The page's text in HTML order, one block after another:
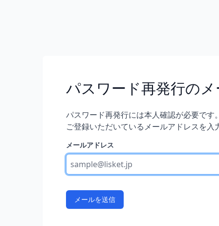
パスワード再発行の
パスワード再発行には本人確認が必要です
ご登録いただいているメールアドレスを入
メールアドレス
メールを送信